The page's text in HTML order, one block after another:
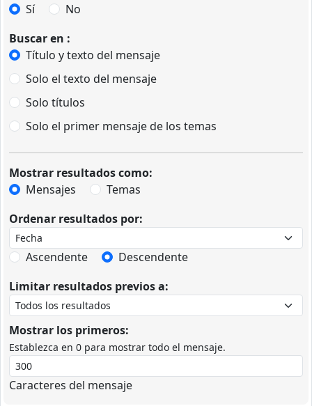
Sí
No
Buscar en :
Título y texto del mensaje
Solo el texto del mensaje
Solo títulos
Solo el primer mensaje de los temas
Mostrar resultados como:
Mensajes
Temas
Ordenar resultados por:
Ascendente
Descendente
Limitar resultados previos a:
Mostrar los primeros:
Establezca en 0 para mostrar todo el mensaje.
Caracteres del mensaje